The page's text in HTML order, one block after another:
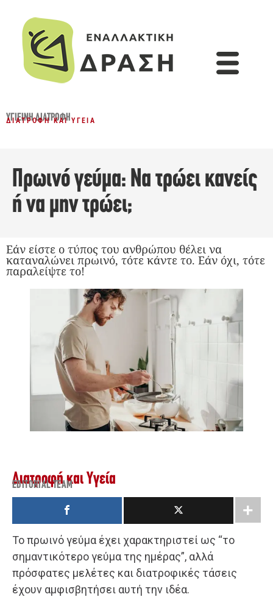
ΥΓΙΕΙΝΉ ΔΙΑΤΡΟΦΉ
ΔΙΑΤΡΟΦΉ ΚΑΙ ΥΓΕΊΑ
Πρωινό γεύμα: Να τρώει κανείς
ή να μην τρώει;
Εάν είστε ο τύπος του ανθρώπου θέλει να
καταναλώνει πρωινό, τότε κάντε το. Εάν όχι, τότε
παραλείψτε το!
Διατροφή και Υγεία
EDITORIAL TEAM
Το πρωινό γεύμα έχει χαρακτηριστεί ως “το
σημαντικότερο γεύμα της ημέρας”, αλλά
πρόσφατες μελέτες και διατροφικές τάσεις
έχουν αμφισβητήσει αυτή την ιδέα.